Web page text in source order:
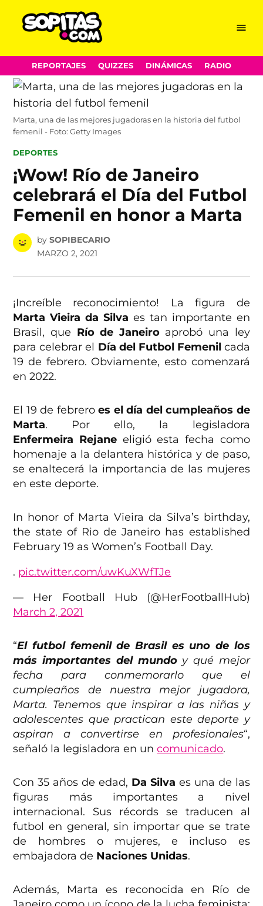
Skip
to
content
Menu
REPORTAJES QUIZZES DINÁMICAS RADIO
Marta, una de las mejores jugadoras en la historia del futbol
femenil - Foto: Getty Images
POSTED
DEPORTES
¡Wow! Río de Janeiro
celebrará el Día del Futbol
Femenil en honor a Marta
by SOPIBECARIO
MARZO 2, 2021
¡Increíble reconocimiento! La figura de
Marta Vieira da Silva es tan importante en
Brasil, que Río de Janeiroaprobó una ley
para celebrar el Día del Futbol Femenil cada
19 de febrero. Obviamente, esto comenzará
en 2022.
El 19 de febreroes el día del cumpleaños de
Marta. Por ello, la legisladora
Enfermeira Rejane eligió esta fecha como
homenaje a la delantera histórica y de paso,
se enaltecerá la importancia de las mujeres
en este deporte.
In honor of Marta Vieira da Silva’s birthday,
the state of Rio de Janeiro has established
February 19 as Women’s Football Day.
. pic.twitter.com/uwKuXWfTJe
— Her Football Hub (@HerFootballHub)
March 2, 2021
“El futbol femenil de Brasil es uno de los
más importantes del mundoy qué mejor
fecha para conmemorarlo que el
cumpleaños de nuestra mejor jugadora,
Marta. Tenemos que inspirar a las niñas y
adolescentes que practican este deporte y
aspiran a convertirse en profesionales“,
señaló la legisladora en uncomunicado.
Con 35 años de edad, Da Silva es una de las
figuras más importantes a nivel
internacional. Sus récords se traducen al
futbol en general, sin importar que se trate
de hombres o mujeres, e incluso es
embajadora de Naciones Unidas.
Además, Marta es reconocida en Río de